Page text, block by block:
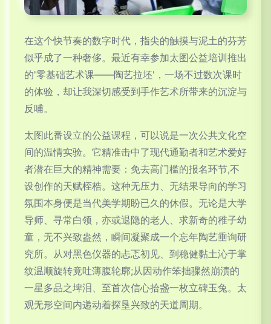
在这个快节奏的数字时代，指尖的触摸与泥土的芬芳
似乎成了一种奢侈。最近有幸参加太图公益培训推出
的'零基础艺术课——陶艺拉坯'，一场不过数次课时
的体验，却让我深切感受到手作艺术所带来的沉淀与
反哺。
太图此番设立的公益课程，可以说是一次公共文化空
间的温情实验。它精准击中了现代通勤者和艺术爱好
者潜在巨大的精神需要：免去高门槛的报名环节,不
设创作的天赋桎梏。这种无压力、无结果导向的学习
氛围本身便是当代美学期盼已久的休假。无论是大学
导师、寻常白领，亦或退隐的老人、求新奇的稚子幼
童，无不兴致盎然，瞬间凝聚成一个忘年陶艺垂询研
究所。从对黑色仪器的忐忑初见、到稳健黏土沁于掌
纹温顺旋转竟吐薄腹轮廓;从因动作笨拙骤然崩渍的
一星多品之埤泪、至首次信心拾盏一枚立碑玉兔。太
观无形空间内递动着探垦兴致的天道周期。